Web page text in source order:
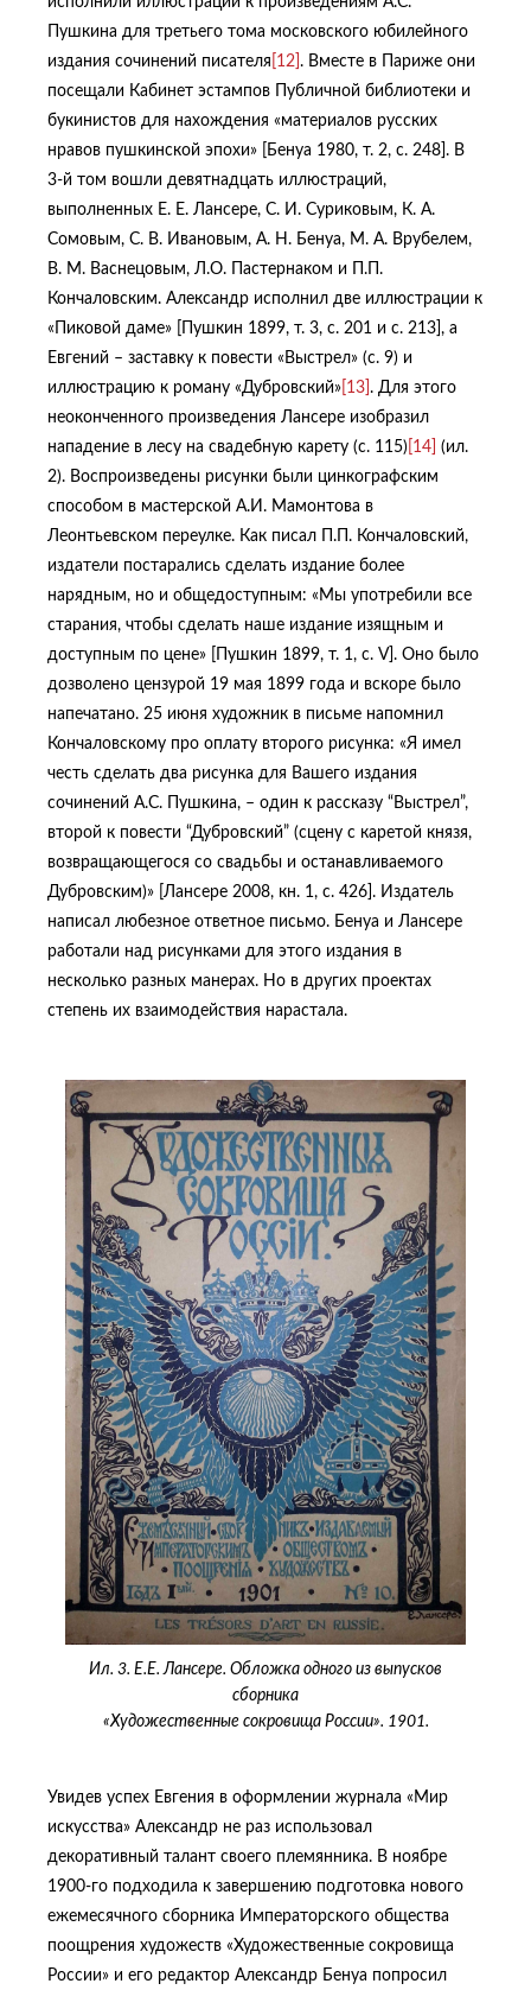
Пушкина для третьего тома московского юбилейного
издания сочинений писателя [12] . Вместе в Париже они
посещали Кабинет эстампов Публичной библиотеки и
букинистов для нахождения «материалов русских
нравов пушкинской эпохи» [Бенуа 1980, т. 2, с. 248]. В
3-й том вошли девятнадцать иллюстраций,
выполненных Е. Е. Лансере, С. И. Суриковым, К. А.
Сомовым, С. В. Ивановым, А. Н. Бенуа, М. А. Врубелем,
В. М. Васнецовым, Л.О. Пастернаком и П.П.
Кончаловским. Александр исполнил две иллюстрации к
«Пиковой даме» [Пушкин 1899, т. 3, с. 201 и с. 213], а
Евгений – заставку к повести «Выстрел» (с. 9) и
иллюстрацию к роману «Дубровский» [13] . Для этого
неоконченного произведения Лансере изобразил
нападение в лесу на свадебную карету (с. 115) [14] (ил.
2). Воспроизведены рисунки были цинкографским
способом в мастерской А.И. Мамонтова в
Леонтьевском переулке. Как писал П.П. Кончаловский,
издатели постарались сделать издание более
нарядным, но и общедоступным: «Мы употребили все
старания, чтобы сделать наше издание изящным и
доступным по цене» [Пушкин 1899, т. 1, с. V]. Оно было
дозволено цензурой 19 мая 1899 года и вскоре было
напечатано. 25 июня художник в письме напомнил
Кончаловскому про оплату второго рисунка: «Я имел
честь сделать два рисунка для Вашего издания
сочинений А.С. Пушкина, – один к рассказу “Выстрел”,
второй к повести “Дубровский” (сцену с каретой князя,
возвращающегося со свадьбы и останавливаемого
Дубровским)» [Лансере 2008, кн. 1, с. 426]. Издатель
написал любезное ответное письмо. Бенуа и Лансере
работали над рисунками для этого издания в
несколько разных манерах. Но в других проектах
степень их взаимодействия нарастала.
Ил. 3. Е.Е. Лансере. Обложка одного из выпусков
сборника
«Художественные сокровища России». 1901.
Увидев успех Евгения в оформлении журнала «Мир
искусства» Александр не раз использовал
декоративный талант своего племянника. В ноябре
1900-го подходила к завершению подготовка нового
ежемесячного сборника Императорского общества
поощрения художеств «Художественные сокровища
России» и его редактор Александр Бенуа попросил